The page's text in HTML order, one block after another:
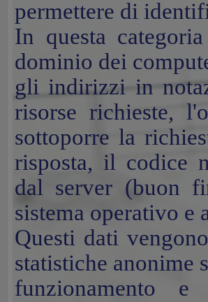
permettere di
In questa
dominio dei
gli indirizzi in
risorse richieste,
sottoporre la
risposta, il codice
dal server (buon
sistema operativo e
Questi dati
statistiche anonime
funzionamento e